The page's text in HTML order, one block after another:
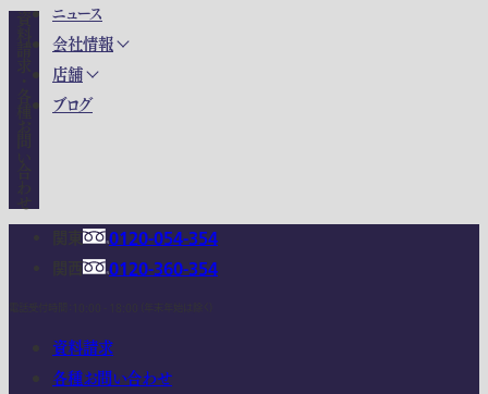
ニュース
会社情報
店舗
ブログ
0120-054-354
0120-360-354
資料請求
各種お問い合わせ